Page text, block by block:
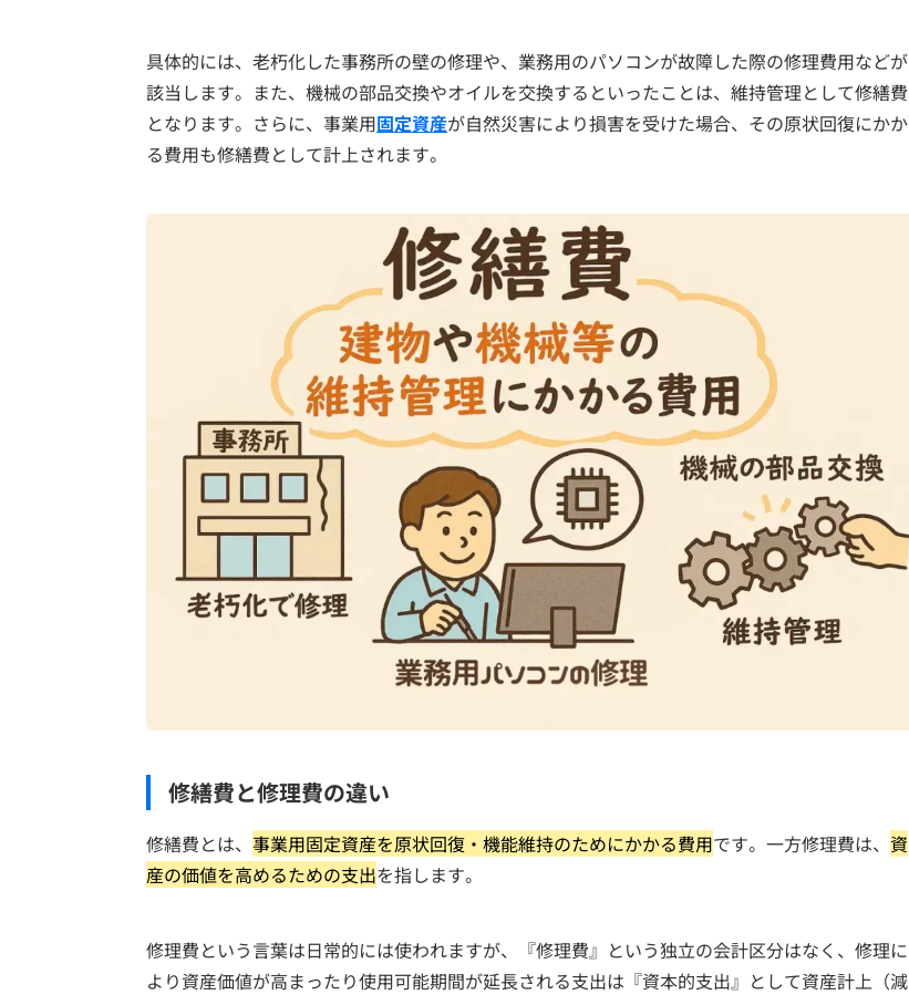
具体的には、老朽化した事務所の壁の修理や、業務用のパソコンが故障した際の修理費用などが
該当します。また、機械の部品交換やオイルを交換するといったことは、維持管理として修繕費
となります。さらに、事業用固定資産が自然災害により損害を受けた場合、その原状回復にかか
る費用も修繕費として計上されます。
修繕費と修理費の違い
修繕費とは、 事業用固定資産を原状回復・機能維持のためにかかる費用です。一方修理費は、 資
産の価値を高めるための支出を指します。
修理費という言葉は日常的には使われますが、『修理費』という独立の会計区分はなく、修理に
より資産価値が高まったり使用可能期間が延長される支出は『資本的支出』として資産計上（減